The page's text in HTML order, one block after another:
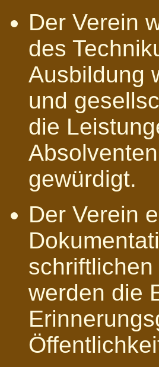
Der Verein
des
Ausbildung
und
die
gewürdigt.
Der Verein
werden die